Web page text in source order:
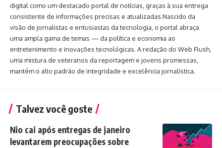
digital como um destacado portal de notícias, graças à sua entrega
consistente de informações precisas e atualizadas.Nascido da
visão de jornalistas e entusiastas da tecnologia, o portal abraça
uma ampla gama de temas — da política e economia ao
entretenimento e inovações tecnológicas. A redação do Web Flush,
uma mistura de veteranos da reportagem e jovens promessas,
mantém o alto padrão de integridade e excelência jornalística.
Talvez você goste
Nio cai após entregas de janeiro
levantarem preocupações sobre